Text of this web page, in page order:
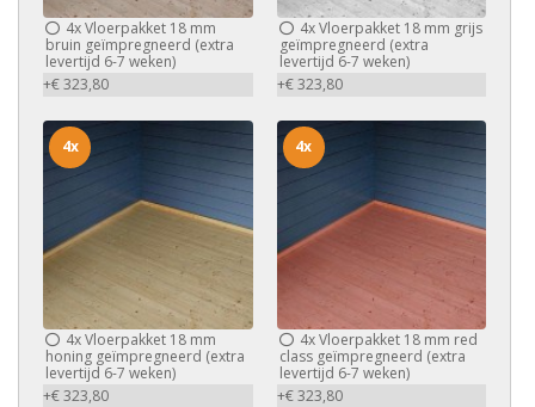
4xVloerpakket 18 mm
bruin geïmpregneerd (extra
levertijd 6-7 weken)
+€ 323,80
4xVloerpakket 18 mm grijs
geïmpregneerd (extra
levertijd 6-7 weken)
+€ 323,80
4xVloerpakket 18 mm
honing geïmpregneerd (extra
levertijd 6-7 weken)
+€ 323,80
4x
4xVloerpakket 18 mm red
class geïmpregneerd (extra
levertijd 6-7 weken)
+€ 323,80
4x